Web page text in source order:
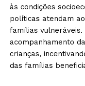
às condições
políticas atendam
famílias vulneráveis.
acompanhamento
crianças,
das famílias